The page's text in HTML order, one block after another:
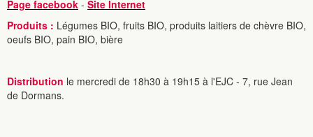
Page facebook - Site Internet
Produits : Légumes BIO, fruits BIO, produits laitiers de chèvre BIO,
oeufs BIO, pain BIO, bière
Distribution le mercredi de 18h30 à 19h15 à l'EJC - 7, rue Jean
de Dormans.